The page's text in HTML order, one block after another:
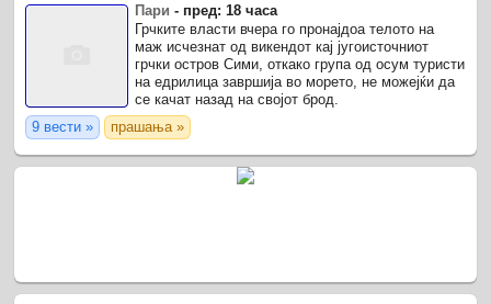
Пари - пред: 18 часа
Грчките власти вчера го пронајдоа телото на
маж исчезнат од викендот кај југоисточниот
грчки остров Сими, откако група од осум туристи
на едрилица завршија во морето, не можејќи да
се качат назад на својот брод.
9 вести »
прашања »